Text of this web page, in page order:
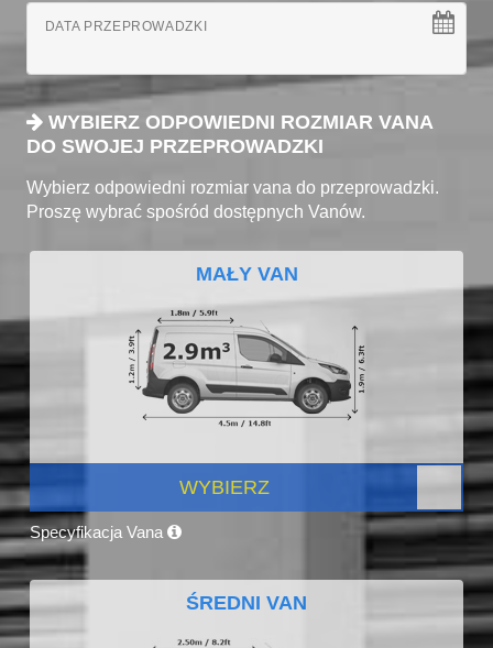
DATA PRZEPROWADZKI
WYBIERZ ODPOWIEDNI ROZMIAR VANA
DO SWOJEJ PRZEPROWADZKI
Wybierz odpowiedni rozmiar vana do przeprowadzki.
Proszę wybrać spośród dostępnych Vanów.
MAŁY VAN
WYBIERZ
Specyfikacja Vana
ŚREDNI VAN